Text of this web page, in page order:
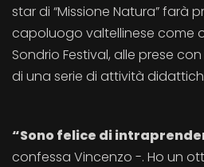
star di “Missione Natura” farà
capoluogo valtellinese come
Sondrio Festival, alle prese
di una serie di attività
“Sono felice di
confessa Vincenzo -. Ho un